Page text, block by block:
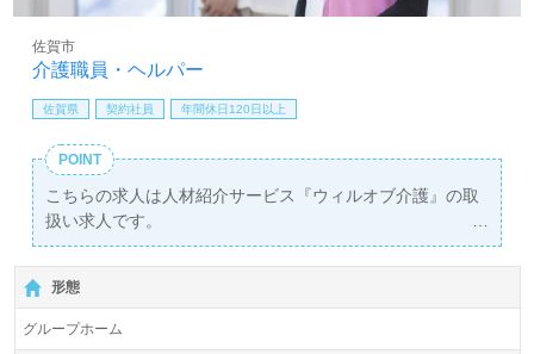
介護職員・ヘルパー
佐賀市
佐賀県 契約社員 年間休日120日以上
POINT
こちらの求人は人材紹介サービス『ウィルオブ介護』の取
扱い求人です。
詳細に関してお気軽にご相談ください♪
【無料】で皆さんの転職活動をサポートいたします。
形態
グループホーム